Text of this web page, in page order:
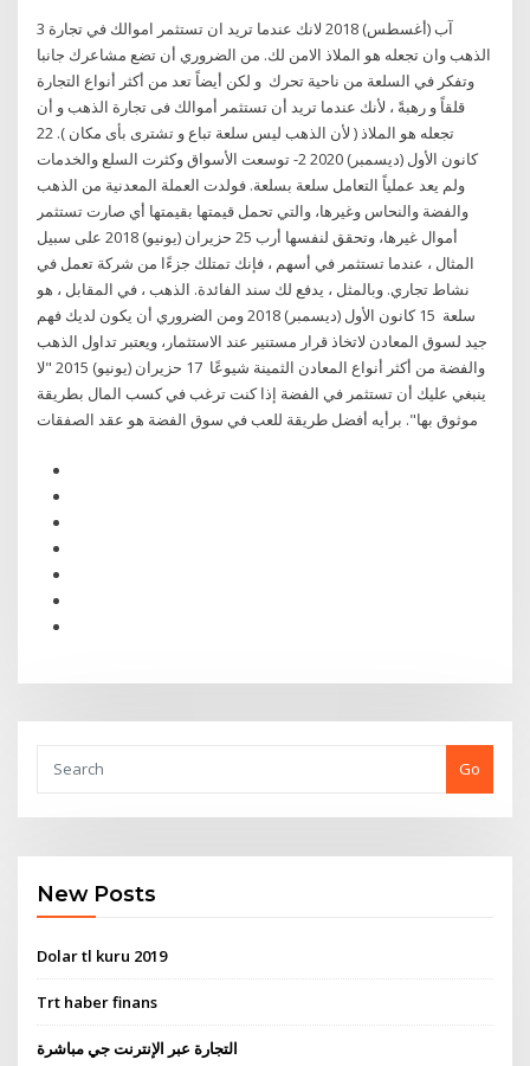
3 آب (أغسطس) 2018 لانك عندما تريد ان تستثمر اموالك في تجارة
الذهب وان تجعله هو الملاذ الامن لك. من الضروري أن تضع مشاعرك جانبا
وتفكر في السلعة من ناحية تحرك و لكن أيضاً تعد من أكثر أنواع التجارة
قلقاً و رهبةً ، لأنك عندما تريد أن تستثمر أموالك فى تجارة الذهب و أن
تجعله هو الملاذ ( لأن الذهب ليس سلعة تباع و تشترى بأى مكان ). 22
كانون الأول (ديسمبر) 2020 2- توسعت الأسواق وكثرت السلع والخدمات
ولم يعد عملياً التعامل سلعة بسلعة. فولدت العملة المعدنية من الذهب
والفضة والنحاس وغيرها، والتي تحمل قيمتها بقيمتها أي صارت تستثمر
أموال غيرها، وتحقق لنفسها أرب 25 حزيران (يونيو) 2018 على سبيل
المثال ، عندما تستثمر في أسهم ، فإنك تمتلك جزءًا من شركة تعمل في
نشاط تجاري. وبالمثل ، يدفع لك سند الفائدة. الذهب ، في المقابل ، هو
سلعة 15 كانون الأول (ديسمبر) 2018 ومن الضروري أن يكون لديك فهم
جيد لسوق المعادن لاتخاذ قرار مستنير عند الاستثمار، ويعتبر تداول الذهب
والفضة من أكثر أنواع المعادن الثمينة شيوعًا 17 حزيران (يونيو) 2015 "لا
ينبغي عليك أن تستثمر في الفضة إذا كنت ترغب في كسب المال بطريقة
Go
New Posts
Dolar tl kuru 2019
Trt haber finans
التجارة عبر الإنترنت جي مباشرة